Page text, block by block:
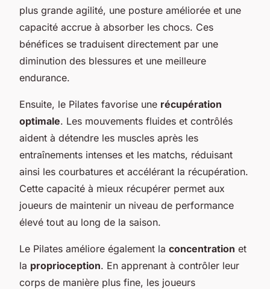
plus grande agilité, une posture améliorée et une
capacité accrue à absorber les chocs. Ces
bénéfices se traduisent directement par une
diminution des blessures et une meilleure
endurance.
Ensuite, le Pilates favorise une récupération
optimale. Les mouvements fluides et contrôlés
aident à détendre les muscles après les
entraînements intenses et les matchs, réduisant
ainsi les courbatures et accélérant la récupération.
Cette capacité à mieux récupérer permet aux
joueurs de maintenir un niveau de performance
élevé tout au long de la saison.
Le Pilates améliore également la concentration et
la proprioception. En apprenant à contrôler leur
corps de manière plus fine, les joueurs